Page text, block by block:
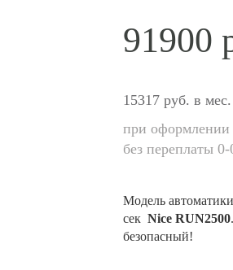
91900
15317 руб. в мес.
при оформлении
без переплаты
Модель
сек Nice RUN2500
безопасный!